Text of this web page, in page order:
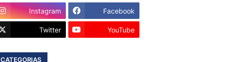
Instagram Facebook
Twitter YouTube
CATEGORIAS